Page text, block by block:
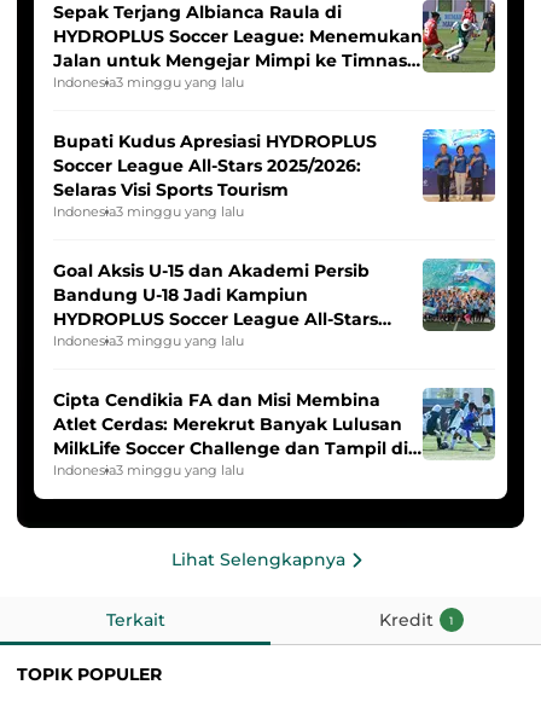
Sepak Terjang Albianca Raula di
HYDROPLUS Soccer League: Menemukan
Jalan untuk Mengejar Mimpi ke Timnas
Indonesia Putri
Indonesia3 minggu yang lalu
Bupati Kudus Apresiasi HYDROPLUS
Soccer League All-Stars 2025/2026:
Selaras Visi Sports Tourism
Indonesia3 minggu yang lalu
Goal Aksis U-15 dan Akademi Persib
Bandung U-18 Jadi Kampiun
HYDROPLUS Soccer League All-Stars
2025/2026
Indonesia3 minggu yang lalu
Cipta Cendikia FA dan Misi Membina
Atlet Cerdas: Merekrut Banyak Lulusan
MilkLife Soccer Challenge dan Tampil di
HYDROPLUS Soccer League
Indonesia3 minggu yang lalu
Lihat Selengkapnya
Terkait Kredit 1
TOPIK POPULER